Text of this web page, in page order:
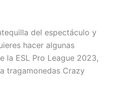
del espectáculo y
hacer algunas
la ESL Pro League 2023,
tragamonedas Crazy